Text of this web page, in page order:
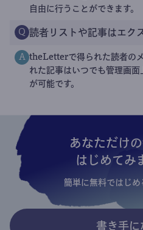
自由に行うことができます。
Q 読者リストや記事はエク
A theLetterで得られた読者の
れた記事はいつでも管理画
が可能です。
あなただけ
はじめてみ
簡単に無料ではじ
書き手に